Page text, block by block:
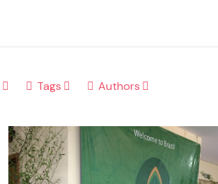
Tags Authors